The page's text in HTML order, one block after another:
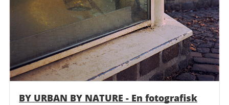
BY URBAN BY NATURE - En fotografisk